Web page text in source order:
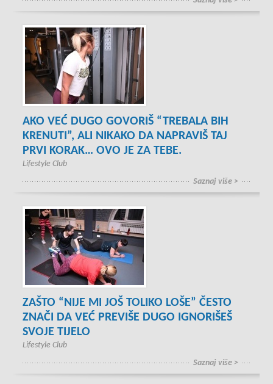
AKO VEĆ DUGO GOVORIŠ “TREBALA BIH
KRENUTI”, ALI NIKAKO DA NAPRAVIŠ TAJ
PRVI KORAK… OVO JE ZA TEBE.
Lifestyle Club
Saznaj više >
ZAŠTO “NIJE MI JOŠ TOLIKO LOŠE” ČESTO
ZNAČI DA VEĆ PREVIŠE DUGO IGNORIŠEŠ
SVOJE TIJELO
Lifestyle Club
Saznaj više >